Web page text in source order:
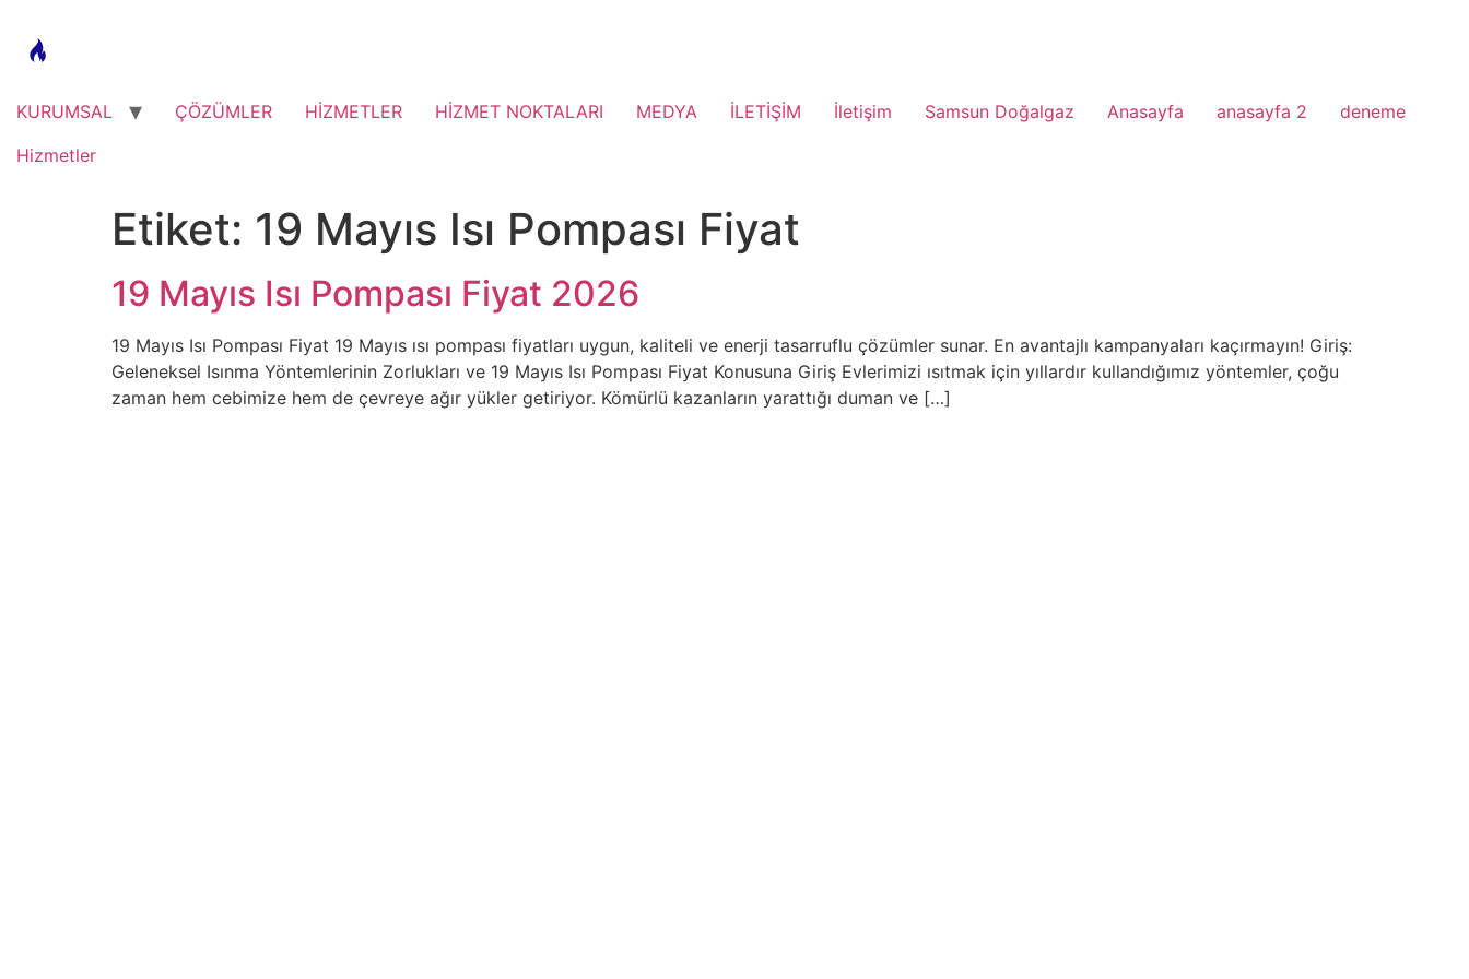
content
KURUMSAL ÇÖZÜMLER HİZMETLER HİZMET NOKTALARI MEDYA İLETİŞİM İletişim Samsun Doğalgaz Anasayfa anasayfa 2
deneme
Hizmetler
Etiket: 19 Mayıs Isı Pompası Fiyat
19 Mayıs Isı Pompası Fiyat 2026
19 Mayıs Isı Pompası Fiyat 19 Mayıs ısı pompası fiyatları uygun, kaliteli ve enerji tasarruflu çözümler sunar. En avantajlı kampanyaları kaçırmayın! Giriş:
Geleneksel Isınma Yöntemlerinin Zorlukları ve 19 Mayıs Isı Pompası Fiyat Konusuna Giriş Evlerimizi ısıtmak için yıllardır kullandığımız yöntemler, çoğu
zaman hem cebimize hem de çevreye ağır yükler getiriyor. Kömürlü kazanların yarattığı duman ve […]